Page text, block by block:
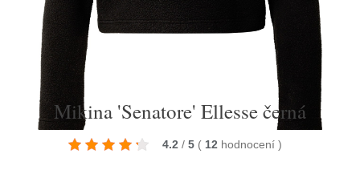
Mikina 'Senatore' Ellesse černá
4.2 / 5 ( 12 hodnocení )